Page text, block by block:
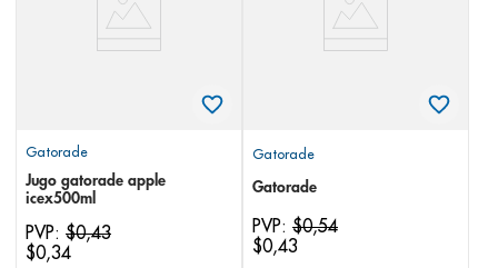
Gatorade
Jugo gatorade apple
icex500ml
PVP: $0,43
$0,34
Gatorade
Gatorade
PVP: $0,54
$0,43
pediasure
desodorante